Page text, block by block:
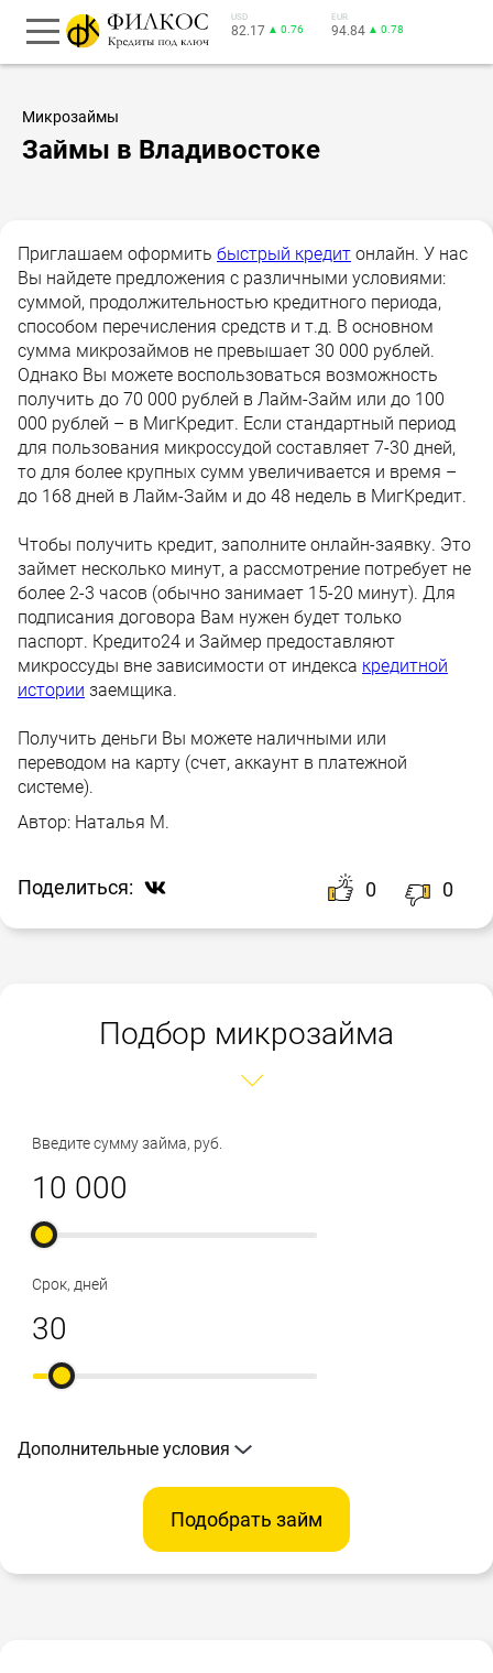
USD
82.17 ▲ 0.76
EUR
94.84 ▲ 0.78
Микрозаймы
Займы в Владивостоке
Приглашаем оформить быстрый кредит онлайн. У нас
Вы найдете предложения с различными условиями:
суммой, продолжительностью кредитного периода,
способом перечисления средств и т.д. В основном
сумма микрозаймов не превышает 30 000 рублей.
Однако Вы можете воспользоваться возможность
получить до 70 000 рублей в Лайм-Займ или до 100
000 рублей – в МигКредит. Если стандартный период
для пользования микроссудой составляет 7-30 дней,
то для более крупных сумм увеличивается и время –
до 168 дней в Лайм-Займ и до 48 недель в МигКредит.
Чтобы получить кредит, заполните онлайн-заявку. Это
займет несколько минут, а рассмотрение потребует не
более 2-3 часов (обычно занимает 15-20 минут). Для
подписания договора Вам нужен будет только
паспорт. Кредито24 и Займер предоставляют
микроссуды вне зависимости от индекса кредитной
истории заемщика.
Получить деньги Вы можете наличными или
переводом на карту (счет, аккаунт в платежной
системе).
Автор: Наталья М.
Поделиться: 0 0
Подбор микрозайма
Введите сумму займа, руб.
Срок, дней
Дополнительные условия
Подобрать займ